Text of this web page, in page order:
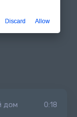
дом 0:18
Discard Allow